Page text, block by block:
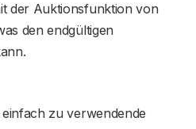
der Auktionsfunktion von
den endgültigen
zu verwendende